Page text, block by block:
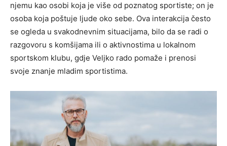
njemu kao osobi koja je više od poznatog sportiste; on je
osoba koja poštuje ljude oko sebe. Ova interakcija često
se ogleda u svakodnevnim situacijama, bilo da se radi o
razgovoru s komšijama ili o aktivnostima u lokalnom
sportskom klubu, gdje Veljko rado pomaže i prenosi
svoje znanje mladim sportistima.